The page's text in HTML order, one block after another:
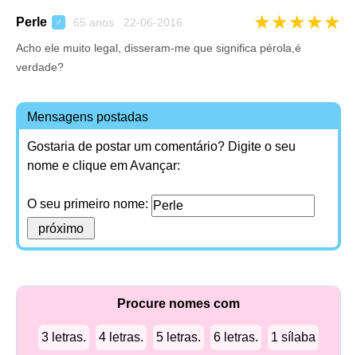
Perle ♂ 65 anos 22-06-2016 ★★★★★
Acho ele muito legal, disseram-me que significa pérola,é
verdade?
Mensagens postadas
Gostaria de postar um comentário? Digite o seu
nome e clique em Avançar:
O seu primeiro nome:
Procure nomes com
3 letras. 4 letras. 5 letras. 6 letras. 1 sílaba